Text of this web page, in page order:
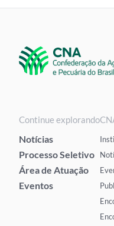
Continue explorando
Notícias
Processo Seletivo
Área de Atuação
Eventos